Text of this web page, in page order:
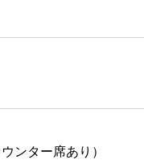
ンター席あり）